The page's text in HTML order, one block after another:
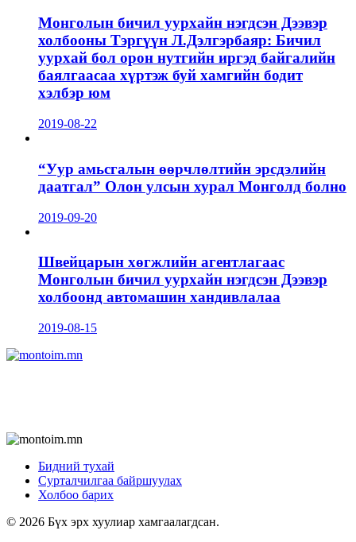
Монголын бичил уурхайн нэгдсэн Дээвэр
холбооны Тэргүүн Л.Дэлгэрбаяр: Бичил
уурхай бол орон нутгийн иргэд байгалийн
баялгаасаа хүртэж буй хамгийн бодит
хэлбэр юм
2019-08-22
“Уур амьсгалын өөрчлөлтийн эрсдэлийн
даатгал” Олон улсын хурал Монголд болно
2019-09-20
Швейцарын хөгжлийн агентлагаас
Монголын бичил уурхайн нэгдсэн Дээвэр
холбоонд автомашин хандивлалаа
2019-08-15
Бидний тухай
Сурталчилгаа байршуулах
Холбоо барих
© 2026 Бүх эрх хуулиар хамгаалагдсан.